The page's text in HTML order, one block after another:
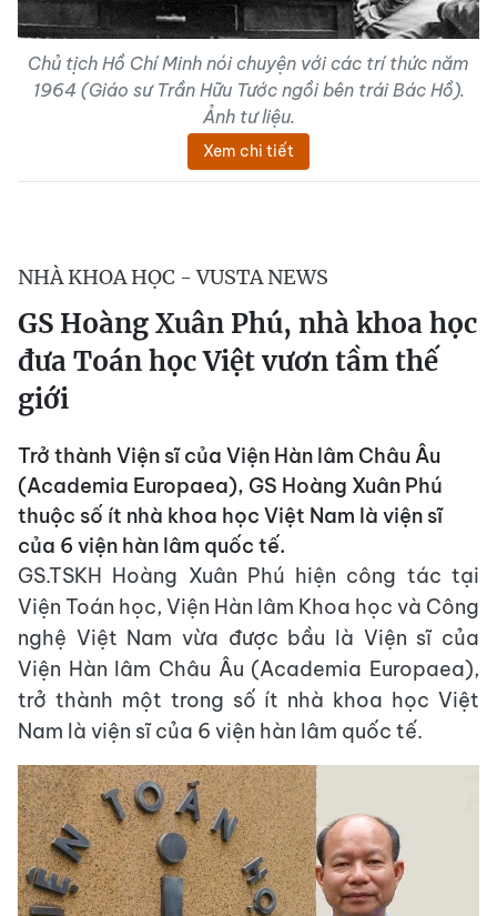
Chủ tịch Hồ Chí Minh nói chuyện với các trí thức năm
1964 (Giáo sư Trần Hữu Tước ngồi bên trái Bác Hồ).
Ảnh tư liệu.
Xem chi tiết
NHÀ KHOA HỌC - VUSTA NEWS
GS Hoàng Xuân Phú, nhà khoa học
đưa Toán học Việt vươn tầm thế
giới
Trở thành Viện sĩ của Viện Hàn lâm Châu Âu
(Academia Europaea), GS Hoàng Xuân Phú
thuộc số ít nhà khoa học Việt Nam là viện sĩ
của 6 viện hàn lâm quốc tế.
GS.TSKH Hoàng Xuân Phú hiện công tác tại
Viện Toán học, Viện Hàn lâm Khoa học và Công
nghệ Việt Nam vừa được bầu là Viện sĩ của
Viện Hàn lâm Châu Âu (Academia Europaea),
trở thành một trong số ít nhà khoa học Việt
Nam là viện sĩ của 6 viện hàn lâm quốc tế.